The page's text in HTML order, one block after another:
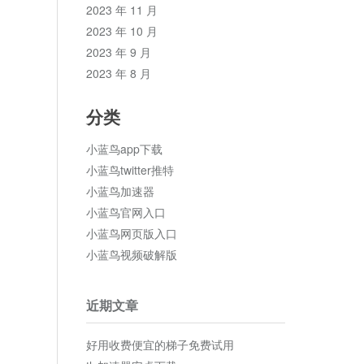
2023 年 11 月
2023 年 10 月
2023 年 9 月
2023 年 8 月
分类
小蓝鸟app下载
小蓝鸟twitter推特
小蓝鸟加速器
小蓝鸟官网入口
小蓝鸟网页版入口
小蓝鸟视频破解版
近期文章
好用收费便宜的梯子免费试用